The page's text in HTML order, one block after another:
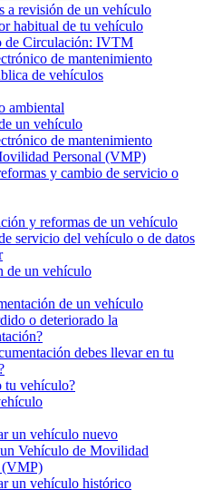
a revisión de un vehículo
habitual de tu vehículo
de Circulación: IVTM
de mantenimiento
de vehículos
ambiental
un vehículo
de mantenimiento
Personal (VMP)
y cambio de servicio o
y reformas de un vehículo
servicio del vehículo o de datos
de un vehículo
de un vehículo
o deteriorado la
debes llevar en tu
tu vehículo?
un vehículo nuevo
Vehículo de Movilidad
(VMP)
un vehículo histórico